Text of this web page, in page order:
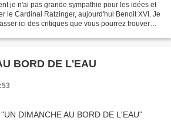
je n'ai pas grande sympathie pour les idées et
le Cardinal Ratzinger, aujourd'hui Benoit XVI. Je
ici des critiques que vous pourrez trouver
BORD DE L'EAU